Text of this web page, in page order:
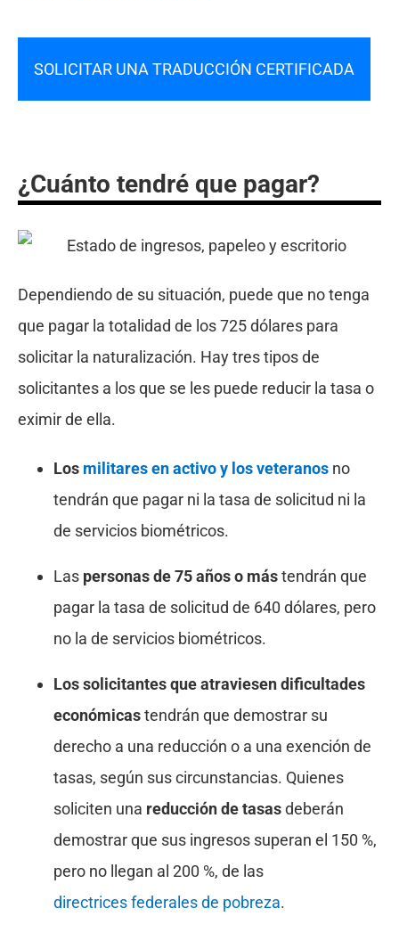
SOLICITAR UNA TRADUCCIÓN CERTIFICADA
¿Cuánto tendré que pagar?
Dependiendo de su situación, puede que no tenga
que pagar la totalidad de los 725 dólares para
solicitar la naturalización. Hay tres tipos de
solicitantes a los que se les puede reducir la tasa o
eximir de ella.
Los militares en activo y los veteranos no
tendrán que pagar ni la tasa de solicitud ni la
de servicios biométricos.
Las personas de 75 años o mástendrán que
pagar la tasa de solicitud de 640 dólares, pero
no la de servicios biométricos.
Los solicitantes que atraviesen dificultades
económicastendrán que demostrar su
derecho a una reducción o a una exención de
tasas, según sus circunstancias. Quienes
soliciten una reducción de tasasdeberán
demostrar que sus ingresos superan el 150 %,
pero no llegan al 200 %, de las
directrices federales de pobreza.